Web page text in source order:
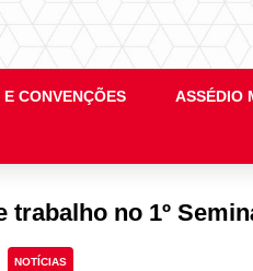
CONVENÇÕES ASSÉDIO
no 1º
NOTÍCIAS